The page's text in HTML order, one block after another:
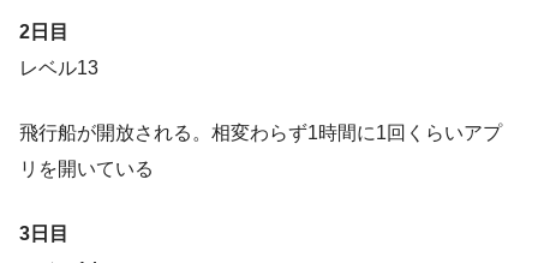
2日目
レベル13
飛行船が開放される。相変わらず1時間に1回くらいアプ
リを開いている
3日目